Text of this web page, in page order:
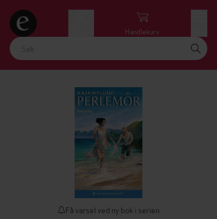
Handlekurv
Få varsel ved ny bok i serien